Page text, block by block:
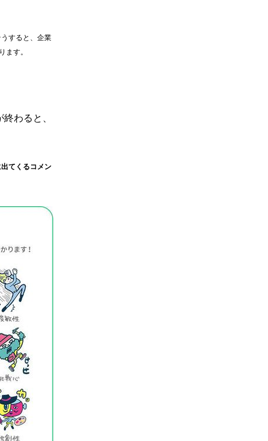
すると、企業
ます。
わると、
てくるコメン